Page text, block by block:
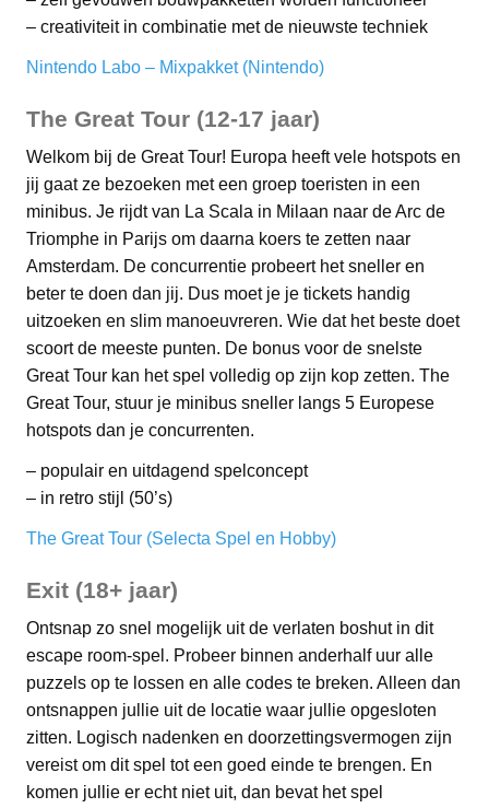
– creativiteit in combinatie met de nieuwste techniek
Nintendo Labo – Mixpakket (Nintendo)
The Great Tour (12-17 jaar)
Welkom bij de Great Tour! Europa heeft vele hotspots en
jij gaat ze bezoeken met een groep toeristen in een
minibus. Je rijdt van La Scala in Milaan naar de Arc de
Triomphe in Parijs om daarna koers te zetten naar
Amsterdam. De concurrentie probeert het sneller en
beter te doen dan jij. Dus moet je je tickets handig
uitzoeken en slim manoeuvreren. Wie dat het beste doet
scoort de meeste punten. De bonus voor de snelste
Great Tour kan het spel volledig op zijn kop zetten. The
Great Tour, stuur je minibus sneller langs 5 Europese
hotspots dan je concurrenten.
– populair en uitdagend spelconcept
– in retro stijl (50’s)
The Great Tour (Selecta Spel en Hobby)
Exit (18+ jaar)
Ontsnap zo snel mogelijk uit de verlaten boshut in dit
escape room-spel. Probeer binnen anderhalf uur alle
puzzels op te lossen en alle codes te breken. Alleen dan
ontsnappen jullie uit de locatie waar jullie opgesloten
zitten. Logisch nadenken en doorzettingsvermogen zijn
vereist om dit spel tot een goed einde te brengen. En
komen jullie er echt niet uit, dan bevat het spel